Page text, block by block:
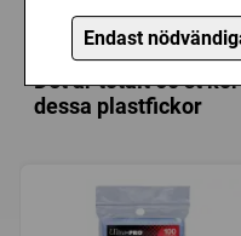
Endast
Kategori: Fantasy,
Tillverkare: Fantasy
Länkar: Tillverkarens
Det är totalt 60 st
dessa plastfickor